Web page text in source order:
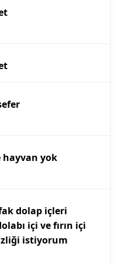
hayvan yok
dolap içleri
içi ve fırın içi
istiyorum